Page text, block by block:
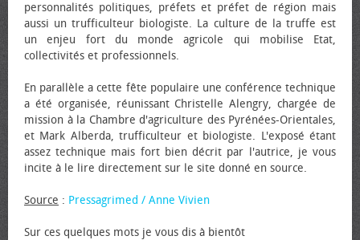
personnalités politiques, préfets et préfet de région mais
aussi un trufficulteur biologiste. La culture de la truffe est
un enjeu fort du monde agricole qui mobilise Etat,
collectivités et professionnels.
En parallèle a cette fête populaire une conférence technique
a été organisée, réunissant Christelle Alengry, chargée de
mission à la Chambre d'agriculture des Pyrénées-Orientales,
et Mark Alberda, trufficulteur et biologiste. L'exposé étant
assez technique mais fort bien décrit par l'autrice, je vous
incite à le lire directement sur le site donné en source.
Source : Pressagrimed / Anne Vivien
Sur ces quelques mots je vous dis à bientôt